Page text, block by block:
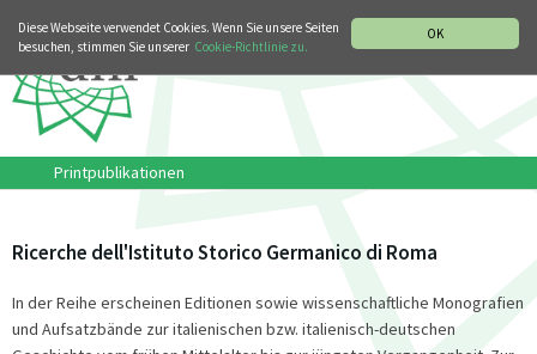
OK
Diese Webseite verwendet Cookies. Wenn Sie unsere Seiten
besuchen, stimmen Sie unserer Cookie-Richtlinie zu.
Printpublikationen
Ricerche dell'Istituto Storico Germanico di Roma
In der Reihe erscheinen Editionen sowie wissenschaftliche Monografien
und Aufsatzbände zur italienischen bzw. italienisch-deutschen